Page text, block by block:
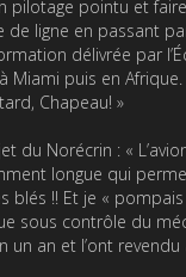
pilotage pointu et
ligne en passant
délivrée par
Miami puis en
Chapeau! »
du Norécrin : «
longue qui
!! Et je «
sous contrôle du
un an et l’ont revendu